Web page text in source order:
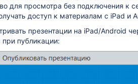
для просмотра без подключения к
доступ к материалам с iPad и
презентации на iPad/Android
публикации: